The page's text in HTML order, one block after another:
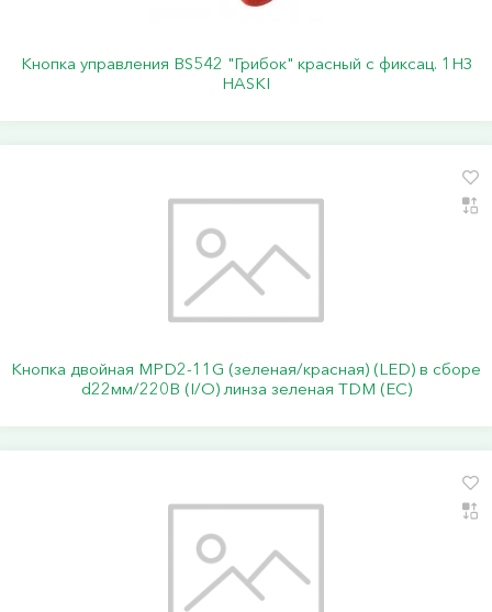
Кнопка управления BS542 "Грибок" красный с фиксац. 1НЗ
HASKI
Кнопка двойная MPD2-11G (зеленая/красная) (LED) в сборе
d22мм/220В (I/O) линза зеленая TDM (ЕС)